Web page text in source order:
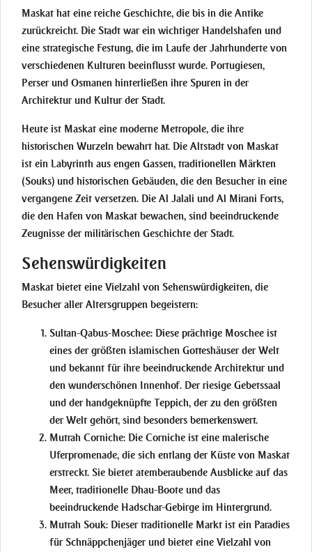
Maskat hat eine reiche Geschichte, die bis in die Antike
zurückreicht. Die Stadt war ein wichtiger Handelshafen und
eine strategische Festung, die im Laufe der Jahrhunderte von
verschiedenen Kulturen beeinflusst wurde. Portugiesen,
Perser und Osmanen hinterließen ihre Spuren in der
Architektur und Kultur der Stadt.
Heute ist Maskat eine moderne Metropole, die ihre
historischen Wurzeln bewahrt hat. Die Altstadt von Maskat
ist ein Labyrinth aus engen Gassen, traditionellen Märkten
(Souks) und historischen Gebäuden, die den Besucher in eine
vergangene Zeit versetzen. Die Al Jalali und Al Mirani Forts,
die den Hafen von Maskat bewachen, sind beeindruckende
Zeugnisse der militärischen Geschichte der Stadt.
Sehenswürdigkeiten
Maskat bietet eine Vielzahl von Sehenswürdigkeiten, die
Besucher aller Altersgruppen begeistern:
Sultan-Qabus-Moschee: Diese prächtige Moschee ist
eines der größten islamischen Gotteshäuser der Welt
und bekannt für ihre beeindruckende Architektur und
den wunderschönen Innenhof. Der riesige Gebetssaal
und der handgeknüpfte Teppich, der zu den größten
der Welt gehört, sind besonders bemerkenswert.
Mutrah Corniche: Die Corniche ist eine malerische
Uferpromenade, die sich entlang der Küste von Maskat
erstreckt. Sie bietet atemberaubende Ausblicke auf das
Meer, traditionelle Dhau-Boote und das
beeindruckende Hadschar-Gebirge im Hintergrund.
Mutrah Souk: Dieser traditionelle Markt ist ein Paradies
für Schnäppchenjäger und bietet eine Vielzahl von